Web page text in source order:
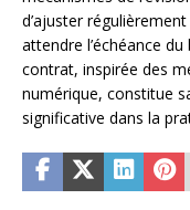
d’ajuster
attendre l’échéance
contrat, inspirée des
numérique, constitue
significative dans la